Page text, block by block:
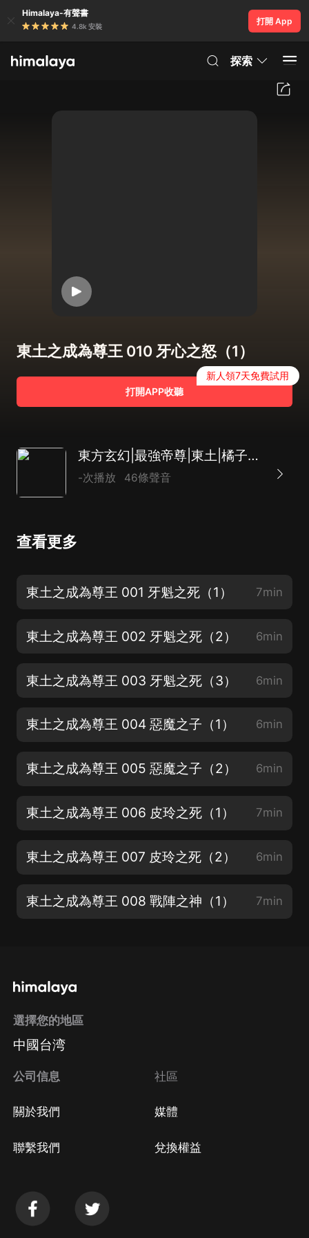
Himalaya-有聲書
4.8k 安裝
打開 App
探索
東土之成為尊王 010 牙心之怒（1）
打開APP收聽
新人領7天免費試用
東方玄幻|最強帝尊|東土|橘子汽水演播
-次播放 46條聲音
查看更多
東土之成為尊王 001 牙魁之死（1） 7min
東土之成為尊王 002 牙魁之死（2） 6min
東土之成為尊王 003 牙魁之死（3） 6min
東土之成為尊王 004 惡魔之子（1） 6min
東土之成為尊王 005 惡魔之子（2） 6min
東土之成為尊王 006 皮玲之死（1） 7min
東土之成為尊王 007 皮玲之死（2） 6min
東土之成為尊王 008 戰陣之神（1） 7min
選擇您的地區
中國台湾
公司信息
關於我們
聯繫我們
社區
媒體
兌換權益